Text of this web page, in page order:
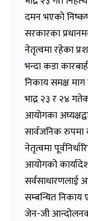
दमन भएको
सरकारका
नेतृत्वमा रहेका
भन्दा कडा
निकाय समक्ष माग
भाद्र २३ र २४
आयोगका
सार्वजनिक
नेतृत्वमा
आयोगको
सर्वसाधारणलाई
सम्बन्धित निकाय
जेन-जी